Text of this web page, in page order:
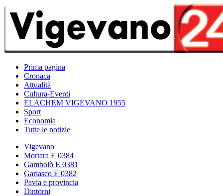
Prima pagina
Cronaca
Attualità
Cultura-Eventi
ELACHEM VIGEVANO 1955
Sport
Economia
Tutte le notizie
Vigevano
Mortara E 0384
Gambolò E 0381
Garlasco E 0382
Pavia e provincia
Dintorni